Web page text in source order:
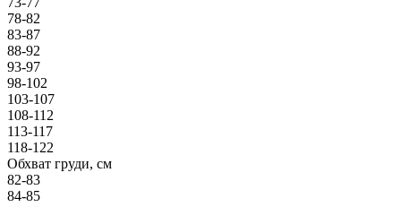
78-82
83-87
88-92
93-97
98-102
103-107
108-112
113-117
118-122
Обхват груди, см
82-83
84-85